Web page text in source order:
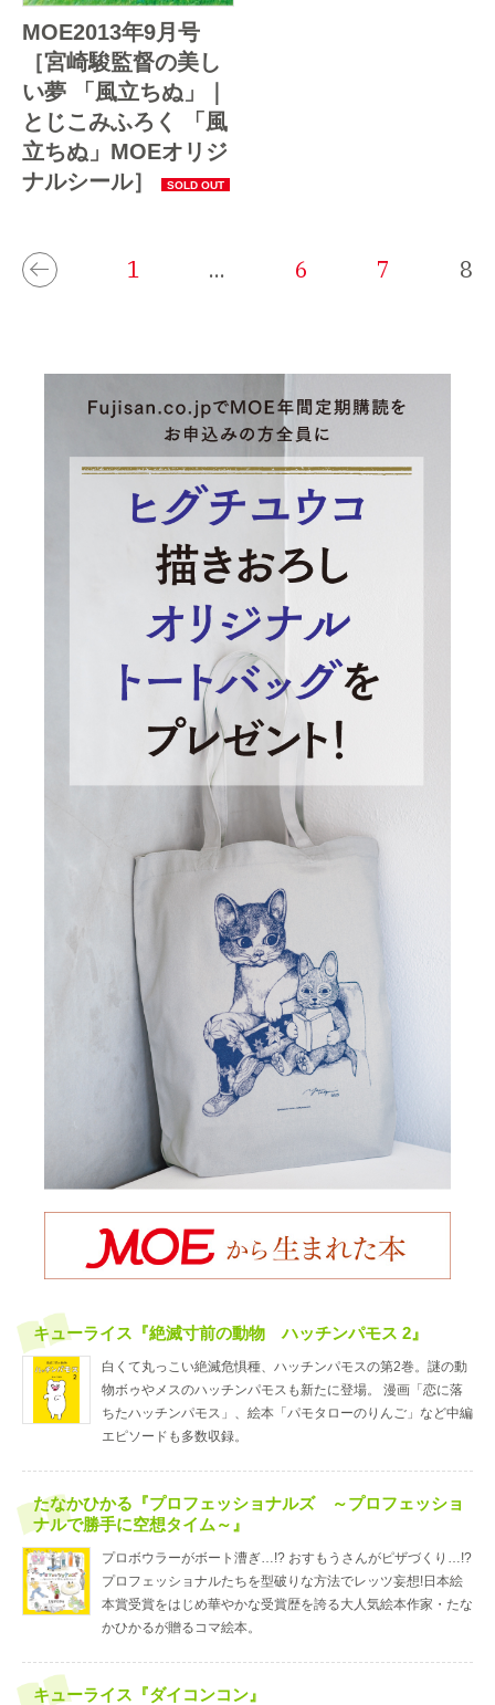
MOE2013年9月号
［宮崎駿監督の美し
い夢 「風立ちぬ」｜
とじこみふろく 「風
立ちぬ」MOEオリジ
ナルシール］
1 ... 6 7 8
キューライス『絶滅寸前の動物 ハッチンパモス 2』
白くて丸っこい絶滅危惧種、ハッチンパモスの第2巻。謎の動
物ボゥやメスのハッチンパモスも新たに登場。 漫画「恋に落
ちたハッチンパモス」、絵本「パモタローのりんご」など中編
エピソードも多数収録。
たなかひかる『プロフェッショナルズ ～プロフェッショ
ナルで勝手に空想タイム～』
プロボウラーがボート漕ぎ…!? おすもうさんがピザづくり…!?
プロフェッショナルたちを型破りな方法でレッツ妄想!日本絵
本賞受賞をはじめ華やかな受賞歴を誇る大人気絵本作家・たな
かひかるが贈るコマ絵本。
キューライス『ダイコンコン』